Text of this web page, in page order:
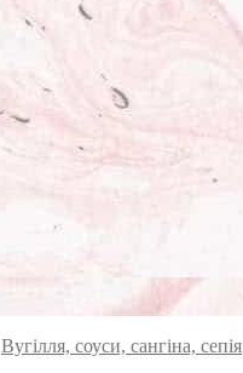
Вугілля, соуси, сангіна, сепія